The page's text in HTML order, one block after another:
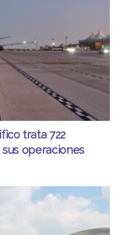
trata 722
operaciones